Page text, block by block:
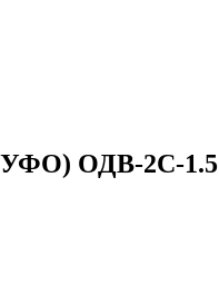
(УФО) ОДВ-2С-1.5